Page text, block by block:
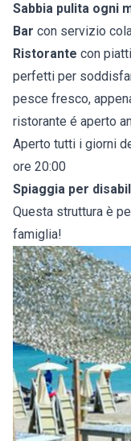
Sabbia pulita ogni
Bar con servizio
Ristorante con
perfetti per
pesce fresco,
ristorante é aperto
Aperto tutti i giorni
ore 20:00
Spiaggia per
Questa struttura è
famiglia!